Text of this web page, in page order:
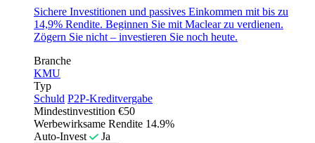
Sichere Investitionen und passives Einkommen mit bis zu
14,9% Rendite. Beginnen Sie mit Maclear zu verdienen.
Zögern Sie nicht – investieren Sie noch heute.
Branche
KMU
Typ
Schuld P2P-Kreditvergabe
Mindestinvestition €50
Werbewirksame Rendite 14.9%
Auto-Invest
Ja